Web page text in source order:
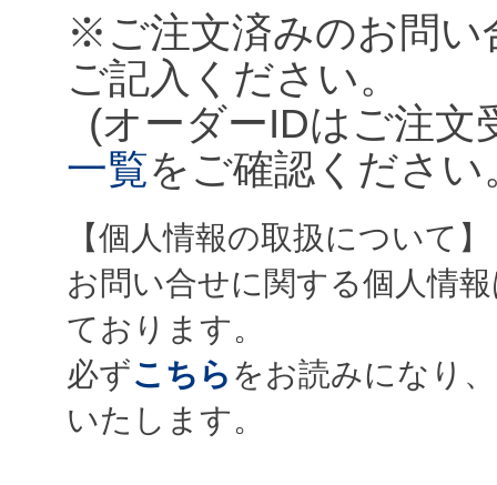
※ご注文済みのお問い
ご記入ください。
(オーダーIDはご注文
一覧をご確認ください
【個人情報の取扱について】
お問い合せに関する個人情
ております。
必ずこちら をお読みになり
いたします。